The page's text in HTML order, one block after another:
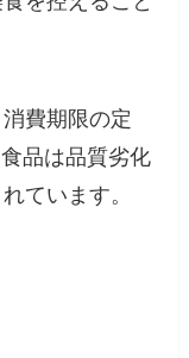
費期限の定
品は品質劣化
ています。